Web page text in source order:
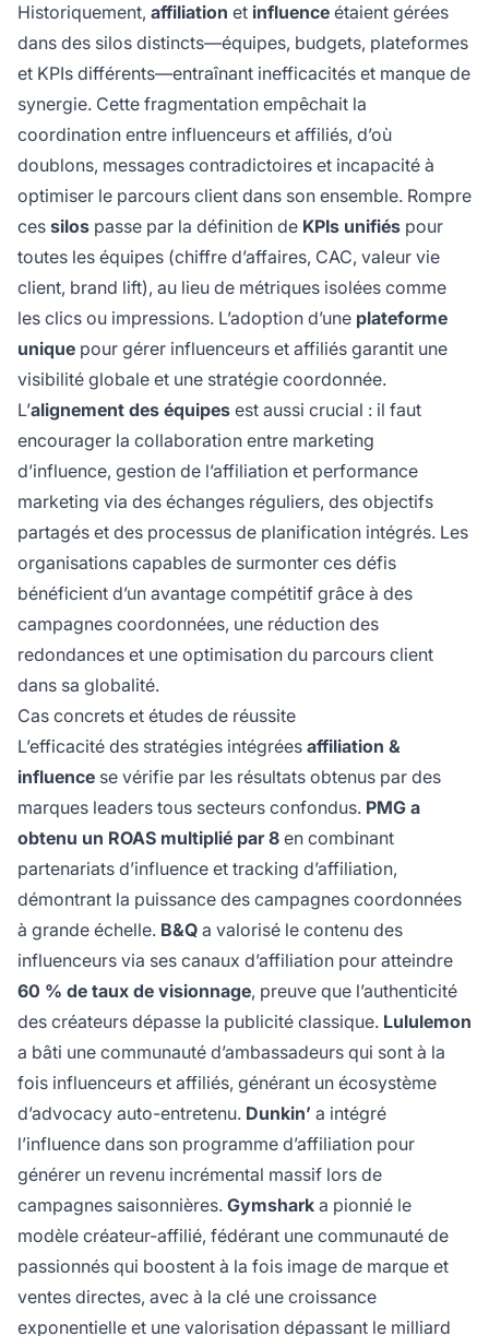
Historiquement, affiliation et influence étaient gérées
dans des silos distincts—équipes, budgets, plateformes
et KPIs différents—entraînant inefficacités et manque de
synergie. Cette fragmentation empêchait la
coordination entre influenceurs et affiliés, d’où
doublons, messages contradictoires et incapacité à
optimiser le parcours client dans son ensemble. Rompre
ces silos passe par la définition de KPIs unifiés pour
toutes les équipes (chiffre d’affaires, CAC, valeur vie
client, brand lift), au lieu de métriques isolées comme
les clics ou impressions. L’adoption d’une plateforme
unique pour gérer influenceurs et affiliés garantit une
visibilité globale et une stratégie coordonnée.
L’alignement des équipes est aussi crucial : il faut
encourager la collaboration entre marketing
d’influence, gestion de l’affiliation et performance
marketing via des échanges réguliers, des objectifs
partagés et des processus de planification intégrés. Les
organisations capables de surmonter ces défis
bénéficient d’un avantage compétitif grâce à des
campagnes coordonnées, une réduction des
redondances et une optimisation du parcours client
dans sa globalité.
Cas concrets et études de réussite
L’efficacité des stratégies intégrées affiliation &
influence se vérifie par les résultats obtenus par des
marques leaders tous secteurs confondus. PMG a
obtenu un ROAS multiplié par 8 en combinant
partenariats d’influence et tracking d’affiliation,
démontrant la puissance des campagnes coordonnées
à grande échelle. B&Q a valorisé le contenu des
influenceurs via ses canaux d’affiliation pour atteindre
60 % de taux de visionnage, preuve que l’authenticité
des créateurs dépasse la publicité classique. Lululemon
a bâti une communauté d’ambassadeurs qui sont à la
fois influenceurs et affiliés, générant un écosystème
d’advocacy auto-entretenu. Dunkin’ a intégré
l’influence dans son programme d’affiliation pour
générer un revenu incrémental massif lors de
campagnes saisonnières. Gymshark a pionnié le
modèle créateur-affilié, fédérant une communauté de
passionnés qui boostent à la fois image de marque et
ventes directes, avec à la clé une croissance
exponentielle et une valorisation dépassant le milliard